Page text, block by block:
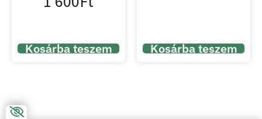
Kosárba teszem Kosárba teszem